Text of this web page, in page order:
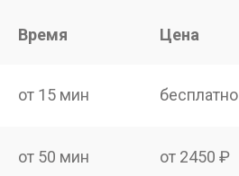
Время Цена
от 15 мин бесплатно
от 50 мин от 2450 ₽